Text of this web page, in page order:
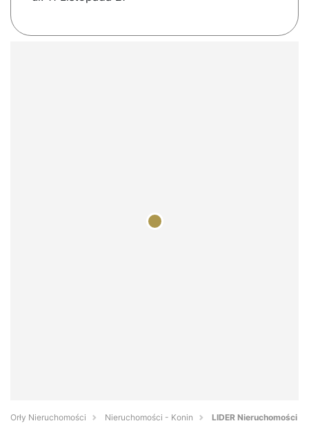
Orły Nieruchomości Nieruchomości - Konin LIDER Nieruchomości